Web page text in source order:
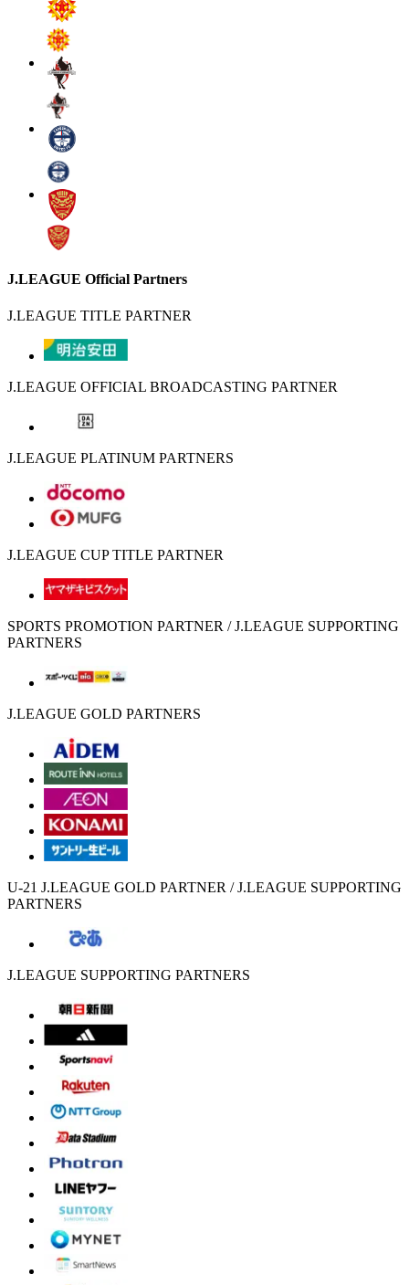
J.LEAGUE Official Partners
J.LEAGUE TITLE PARTNER
J.LEAGUE OFFICIAL BROADCASTING PARTNER
J.LEAGUE PLATINUM PARTNERS
J.LEAGUE CUP TITLE PARTNER
SPORTS PROMOTION PARTNER / J.LEAGUE SUPPORTING
PARTNERS
J.LEAGUE GOLD PARTNERS
U-21 J.LEAGUE GOLD PARTNER / J.LEAGUE SUPPORTING
PARTNERS
J.LEAGUE SUPPORTING PARTNERS